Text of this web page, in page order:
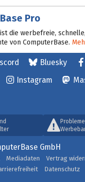
Pro
die werbefreie,
von ComputerBase.
Bluesky
Instagram
GmbH
Mediadaten
Vertrag
Datenschutz